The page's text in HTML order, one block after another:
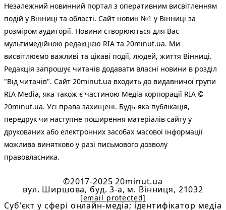
Незалежний новинний портал з оперативним висвітленням
подій у Вінниці та області. Сайт новин №1 у Вінниці за
розміром аудиторії. Новини створюються для Вас
мультимедійною редакцією RIA та 20minut.ua. Ми
висвітлюємо важливі та цікаві події, людей, життя Вінниці.
Редакція запрошує читачів додавати власні новини в розділ
"Від читачів". Сайт 20minut.ua входить до видавничої групи
RIA Media, яка також є частиною Медіа корпорації RIA ©
20minut.ua. Усі права захищені. Будь-яка публiкацiя,
передрук чи наступне поширення матеріалів сайту у
друкованих або електронних засобах масової інформації
можлива винятково у разі письмового дозволу
правовласника.
©2017-2025 20minut.ua
вул. Ширшова, буд. 3-а, м. Вінниця, 21032
[email protected]
Cуб'єкт у сфері онлайн-медіа; ідентифікатор медіа